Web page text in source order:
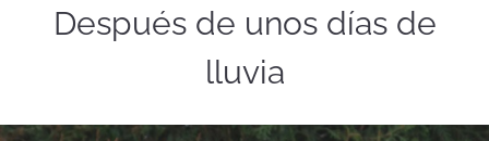
Después de unos días de
lluvia